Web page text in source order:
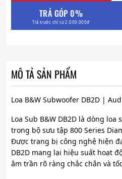
TRẢ GÓP 0%
Trả trước chỉ từ 2.000.000đ
MÔ TẢ SẢN PHẨM
Loa B&W Subwoofer DB2D |
Loa Sub B&W DB2D là dòng
trong bộ sưu tập 800 Series
Được trang bị công nghệ hiện
DB2D mang lại hiệu suất hoạt
âm trần rõ ràng chắc chắn và